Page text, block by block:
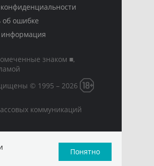
ошибке
знаком ■,
© 1995 – 2026
коммуникаций
Понятно